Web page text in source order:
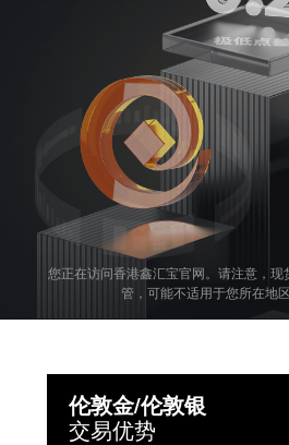
您正在访问香港鑫汇宝官网。请注意，现
管，可能不适用于您所在地
伦敦金/伦敦银
交易优势